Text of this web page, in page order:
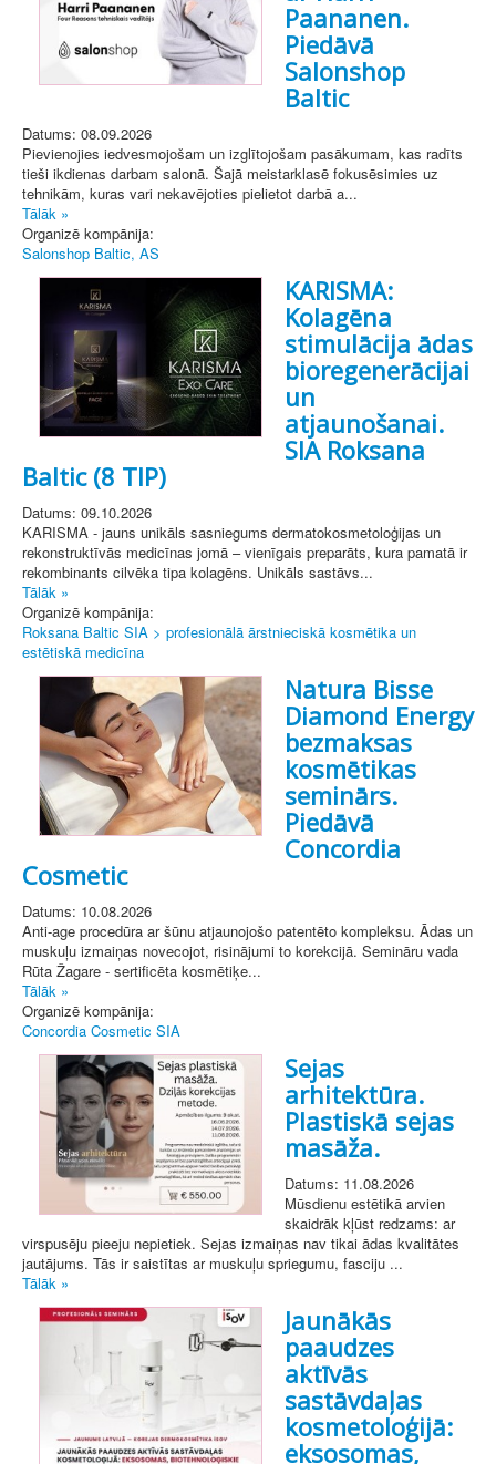
Paananen.
Piedāvā
Salonshop
Baltic
Datums: 08.09.2026
Pievienojies iedvesmojošam un izglītojošam pasākumam, kas radīts
tieši ikdienas darbam salonā. Šajā meistarklasē fokusēsimies uz
tehnikām, kuras vari nekavējoties pielietot darbā a...
Tālāk »
Organizē kompānija:
Salonshop Baltic, AS
KARISMA:
Kolagēna
stimulācija ādas
bioregenerācijai
un
atjaunošanai.
SIA Roksana
Baltic (8 TIP)
Datums: 09.10.2026
KARISMA - jauns unikāls sasniegums dermatokosmetoloģijas un
rekonstruktīvās medicīnas jomā – vienīgais preparāts, kura pamatā ir
rekombinants cilvēka tipa kolagēns. Unikāls sastāvs...
Tālāk »
Organizē kompānija:
Roksana Baltic SIA > profesionālā ārstnieciskā kosmētika un
estētiskā medicīna
Natura Bisse
Diamond Energy
bezmaksas
kosmētikas
seminārs.
Piedāvā
Concordia
Cosmetic
Datums: 10.08.2026
Anti-age procedūra ar šūnu atjaunojošo patentēto kompleksu. Ādas un
muskuļu izmaiņas novecojot, risinājumi to korekcijā. Semināru vada
Rūta Žagare - sertificēta kosmētiķe...
Tālāk »
Organizē kompānija:
Concordia Cosmetic SIA
Sejas
arhitektūra.
Plastiskā sejas
masāža.
Datums: 11.08.2026
Mūsdienu estētikā arvien
skaidrāk kļūst redzams: ar
virspusēju pieeju nepietiek. Sejas izmaiņas nav tikai ādas kvalitātes
jautājums. Tās ir saistītas ar muskuļu spriegumu, fasciju ...
Tālāk »
Jaunākās
paaudzes
aktīvās
sastāvdaļas
kosmetoloģijā:
eksosomas,